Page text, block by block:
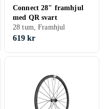
Connect 28" framhjul
med QR svart
28 tum, Framhjul
619 kr